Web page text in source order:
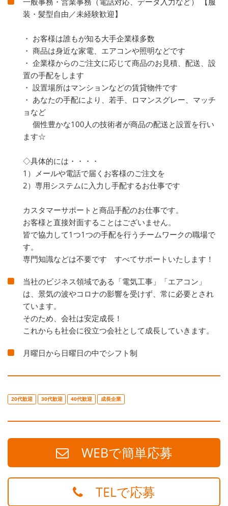
装・髪型自由／未経験歓迎】
・ お客様は誰もが知る大手企業様多数
・ 商品は身近な家電、エアコンや照明などです
・ 企業様からのご注文に応じて商品のお見積、配送、設
置の手配をします
・ 設置場所はマンションなどの賃貸物件です
・ あなたの手配により、若手、ロマンスグレー、マッチ
ョなど
個性豊かな100人の技術者が商品の配送と設置を行い
ます☆
◇具体的には・・・・
1）メールや電話で届くお客様のご注文を
2）専用システムに入力し手配するお仕事です
カスタマーサポートと商品手配のお仕事です。
お客様と直接対面することはございません。
皆で協力して1つ1つの手配を行うチームワークの職場で
す。
専門知識などは不要です すべてサポートいたします！
当社のビジネス領域である「電気工事」「エアコン」
は、景気の波やコロナの影響を受けず、常に必要とされ
ています。
そのため、会社は安定成長！
これからも社会に役立つ会社として成長していきます。
月曜日から日曜日の中でシフト制
20代歓迎 30代歓迎 40代歓迎 成長企業
WEBで簡単応募
TELで応募